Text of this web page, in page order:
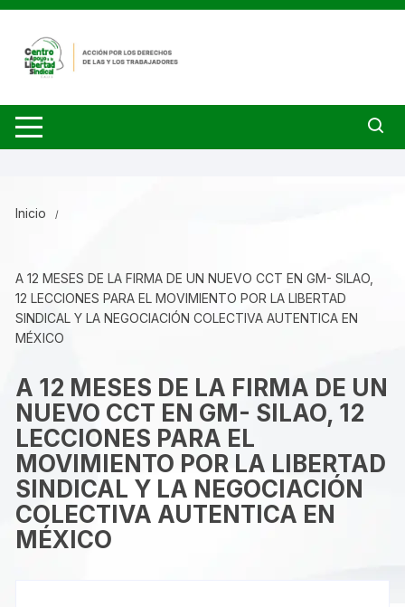
Saltar
contenido
Inicio
A 12 MESES DE LA FIRMA DE UN NUEVO CCT EN GM- SILAO,
12 LECCIONES PARA EL MOVIMIENTO POR LA LIBERTAD
SINDICAL Y LA NEGOCIACIÓN COLECTIVA AUTENTICA EN
MÉXICO
A 12 MESES DE LA FIRMA DE UN
NUEVO CCT EN GM- SILAO, 12
LECCIONES PARA EL
MOVIMIENTO POR LA LIBERTAD
SINDICAL Y LA NEGOCIACIÓN
COLECTIVA AUTENTICA EN
MÉXICO